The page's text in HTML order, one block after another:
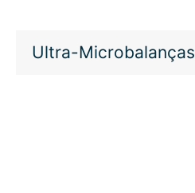
Ultra-Microbalanças